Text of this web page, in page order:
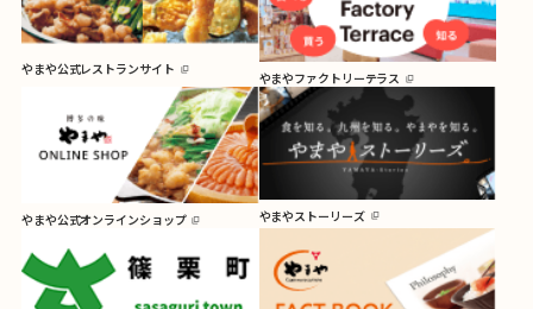
やまや公式レストランサイト
やまやファクトリーテラス
やまや公式オンラインショップ やまやストーリーズ